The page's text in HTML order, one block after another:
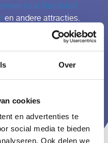
Over
cookies
en advertenties te
social media te bieden
Ook delen we
naar Randstad
en andere attracties.